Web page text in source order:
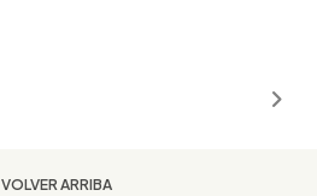
VOLVER ARRIBA